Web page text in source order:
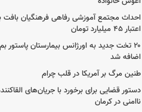
احداث مجتمع آموزشی رفاهی فرهنگیان بافت
اعتبار ۴۵ میلیارد تومان
۲۰ تخت جدید به اورژانس بیمارستان پاستور بم
اضافه شد
طنین مرگ بر آمریکا در قلب چرام
دستور قضایی برای برخورد با جریان‌های
ناامنی در کرمان